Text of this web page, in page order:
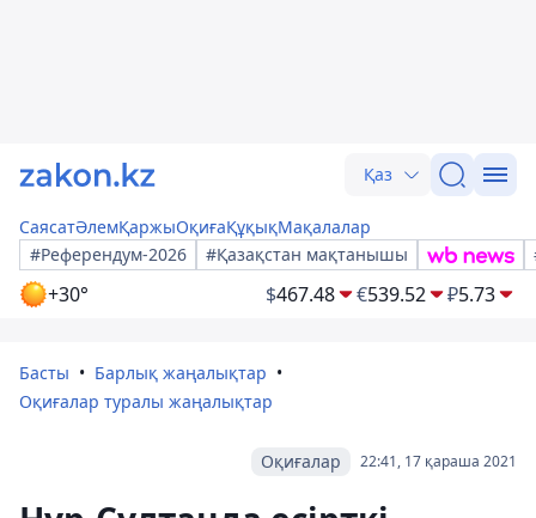
Қаз
СаясатӘлемҚаржыОқиғаҚұқықМақалалар
#Референдум-2026
#Қазақстан мақтанышы
+30° $467.48 €539.52 ₽5.73
Басты
Барлық жаңалықтар
Оқиғалар туралы жаңалықтар
22:41, 17 қараша 2021
Оқиғалар